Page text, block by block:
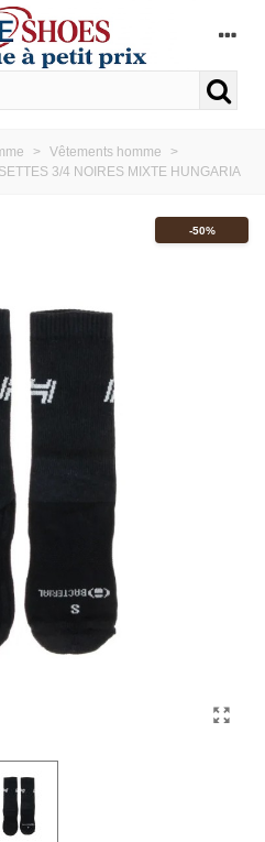
> Vêtements homme
>
3/4 NOIRES MIXTE HUNGARIA
-50%